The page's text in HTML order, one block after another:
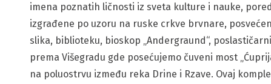
imena poznatih ličnosti iz sveta kulture i nauke,
izgrađene po uzoru na ruske crkve brvnare,
slika, biblioteku, bioskop „Andergraund“,
prema Višegradu gde posećujemo čuveni most
na poluostrvu između reka Drine i Rzave. Ovaj